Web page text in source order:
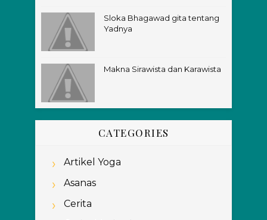
Sloka Bhagawad gita tentang
Yadnya
Makna Sirawista dan Karawista
CATEGORIES
Artikel Yoga
Asanas
Cerita